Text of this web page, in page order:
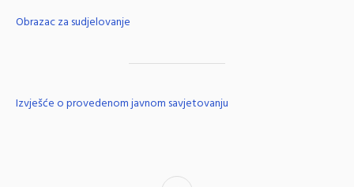
Obrazac za sudjelovanje
Izvješće o provedenom javnom savjetovanju